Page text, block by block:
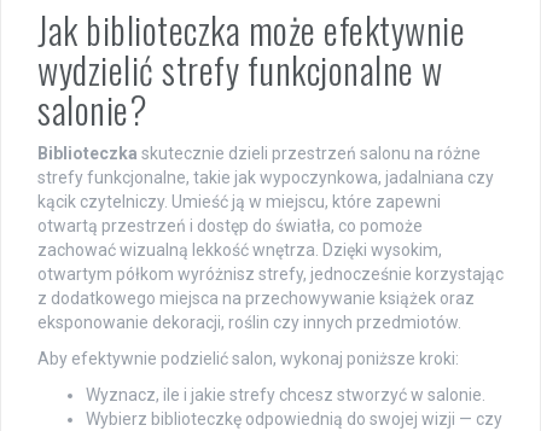
Jak biblioteczka może efektywnie
wydzielić strefy funkcjonalne w
salonie?
Biblioteczka skutecznie dzieli przestrzeń salonu na różne
strefy funkcjonalne, takie jak wypoczynkowa, jadalniana czy
kącik czytelniczy. Umieść ją w miejscu, które zapewni
otwartą przestrzeń i dostęp do światła, co pomoże
zachować wizualną lekkość wnętrza. Dzięki wysokim,
otwartym półkom wyróżnisz strefy, jednocześnie korzystając
z dodatkowego miejsca na przechowywanie książek oraz
eksponowanie dekoracji, roślin czy innych przedmiotów.
Aby efektywnie podzielić salon, wykonaj poniższe kroki:
Wyznacz, ile i jakie strefy chcesz stworzyć w salonie.
Wybierz biblioteczkę odpowiednią do swojej wizji — czy